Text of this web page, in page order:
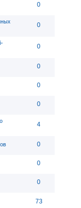
0
0
0
0
0
0
4
0
0
0
73